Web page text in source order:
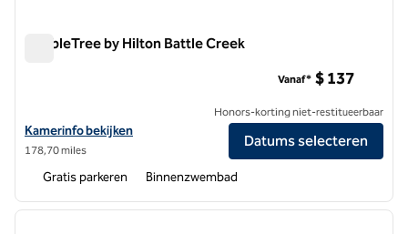
DoubleTree by Hilton Battle Creek
Bekijk hoteldetails voor DoubleTree by Hilton Battle Creek
Kamerinfo bekijken
178,70 miles
Vanaf* $ 137
Honors-korting niet-restitueerbaar
Datums selecteren
Gratis parkeren Binnenzwembad
1 van 12